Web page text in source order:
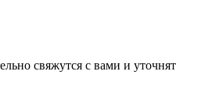
свяжутся с вами и уточнят